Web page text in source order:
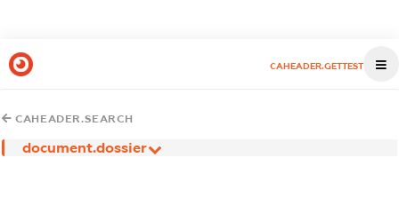
CAHEADER.GETTEST
CAHEADER.SEARCH
document.dossier